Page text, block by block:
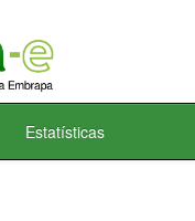
Estatísticas